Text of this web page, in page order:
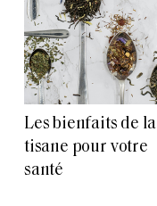
Les bienfaits de la
tisane pour votre
santé